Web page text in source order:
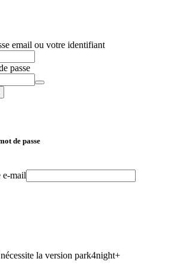
email ou votre identifiant
passe
de passe
e-mail
la version park4night+